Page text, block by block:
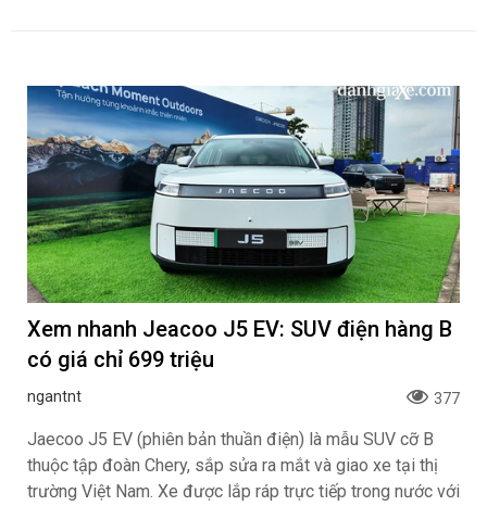
Xem nhanh Jeacoo J5 EV: SUV điện hàng B
có giá chỉ 699 triệu
ngantnt 377
Jaecoo J5 EV (phiên bản thuần điện) là mẫu SUV cỡ B
thuộc tập đoàn Chery, sắp sửa ra mắt và giao xe tại thị
trường Việt Nam. Xe được lắp ráp trực tiếp trong nước với